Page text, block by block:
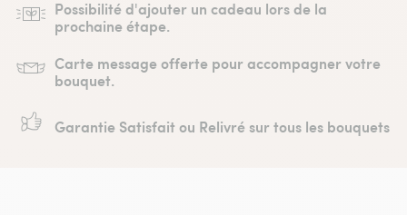
Possibilité d'ajouter un cadeau lors de la
prochaine étape.
Carte message offerte pour accompagner votre
bouquet.
Garantie Satisfait ou Relivré sur tous les bouquets